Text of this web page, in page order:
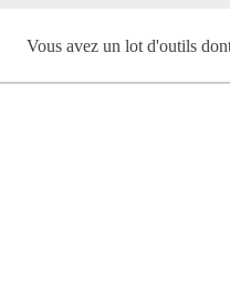
Vous avez un lot d'outils